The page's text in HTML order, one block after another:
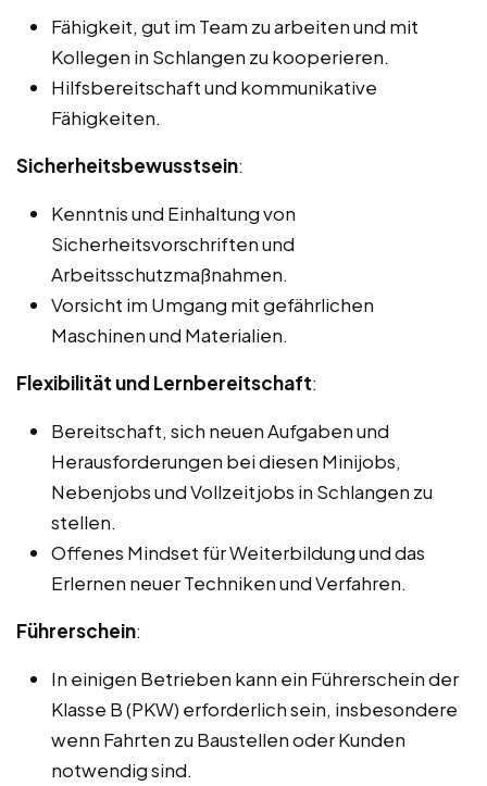
Fähigkeit, gut im Team zu arbeiten und mit
Kollegen in Schlangen zu kooperieren.
Hilfsbereitschaft und kommunikative
Fähigkeiten.
Sicherheitsbewusstsein:
Kenntnis und Einhaltung von
Sicherheitsvorschriften und
Arbeitsschutzmaßnahmen.
Vorsicht im Umgang mit gefährlichen
Maschinen und Materialien.
Flexibilität und Lernbereitschaft:
Bereitschaft, sich neuen Aufgaben und
Herausforderungen bei diesen Minijobs,
Nebenjobs und Vollzeitjobs in Schlangen zu
stellen.
Offenes Mindset für Weiterbildung und das
Erlernen neuer Techniken und Verfahren.
Führerschein:
In einigen Betrieben kann ein Führerschein der
Klasse B (PKW) erforderlich sein, insbesondere
wenn Fahrten zu Baustellen oder Kunden
notwendig sind.